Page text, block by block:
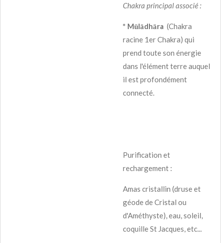
Chakra principal associé :
* Mūlādhāra (Chakra
racine 1er Chakra) qui
prend toute son énergie
dans l'élément terre auquel
il est profondément
connecté.
Purification et
rechargement :
Amas cristallin (druse et
géode de Cristal ou
d'Améthyste), eau, soleil,
coquille St Jacques, etc...